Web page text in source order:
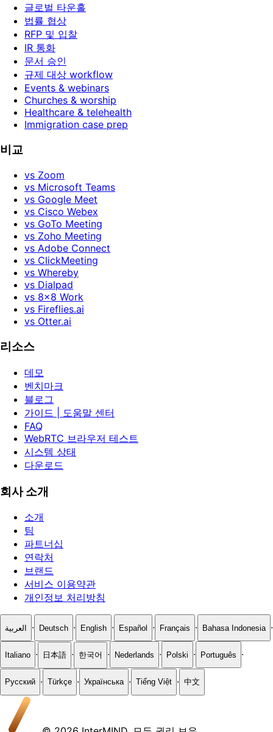
글로벌 타운홀
법률 협상
RFP 및 입찰
IR 통화
문서 승인
규제 대상 workflow
Events & webinars
Churches & worship
Healthcare & telehealth
Immigration case prep
비교
vs Zoom
vs Microsoft Teams
vs Google Meet
vs Cisco Webex
vs GoTo Meeting
vs Zoho Meeting
vs Adobe Connect
vs ClickMeeting
vs Whereby
vs Dialpad
vs 8x8 Work
vs Fireflies.ai
vs Otter.ai
리소스
데모
벤치마크
블로그
가이드 | 도움말 센터
FAQ
WebRTC 브라우저 테스트
시스템 상태
다운로드
회사 소개
소개
팀
파트너십
연락처
브랜드
서비스 이용약관
개인정보 처리방침
العربية · Deutsch · English · Español · Français · Bahasa Indonesia ·
Italiano · 日本語 · 한국어 · Nederlands · Polski · Português ·
Русский · Türkçe · Українська · Tiếng Việt · 中文